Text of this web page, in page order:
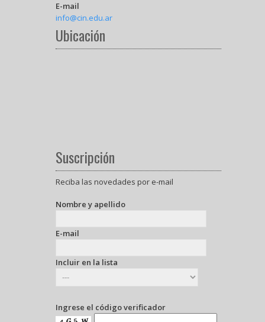
E-mail
info@cin.edu.ar
Ubicación
Suscripción
Reciba las novedades por e-mail
Nombre y apellido
E-mail
Incluir en la lista
Ingrese el código verificador